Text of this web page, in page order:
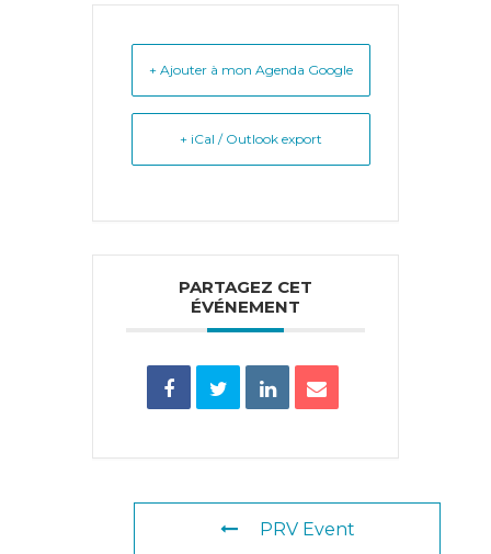
+ Ajouter à mon Agenda Google
+ iCal / Outlook export
PARTAGEZ CET
ÉVÉNEMENT
PRV Event